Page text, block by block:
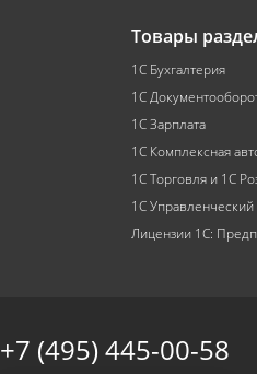
Товары
1С Бухгалтерия
1С
1С Зарплата
1С Комплексная
1С Торговля и 1С
1С Управленческий
Лицензии 1С:
+7 (495) 445-00-58